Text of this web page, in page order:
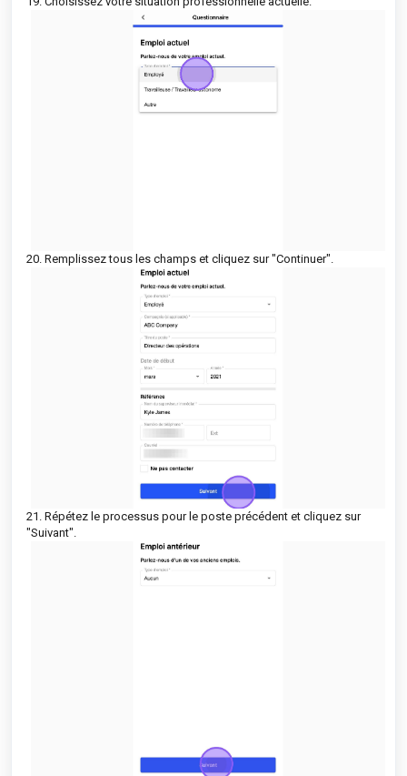
20. Remplissez tous les champs et cliquez sur "Continuer".
21. Répétez le processus pour le poste précédent et cliquez sur
"Suivant".